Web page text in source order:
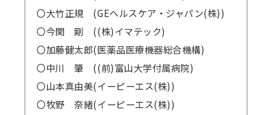
〇大竹正規 (GEヘルスケア・ジャパン(株))
〇今関 剛 ((株)イマテック)
〇加藤健太郎(医薬品医療機器総合機構)
〇中川 肇 ((前)富山大学付属病院)
〇山本真由美(イーピーエス(株))
〇牧野 奈緒(イーピーエス(株))